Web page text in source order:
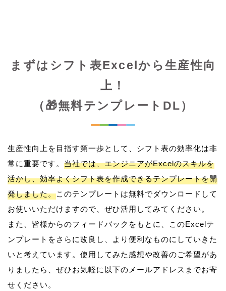
まずはシフト表Excelから生産性向
上！
（🎁無料テンプレートDL）
生産性向上を目指す第一歩として、シフト表の効率化は非
常に重要です。 当社では、エンジニアがExcelのスキルを
活かし、効率よくシフト表を作成できるテンプレートを開
発しました。このテンプレートは無料でダウンロードして
お使いいただけますので、ぜひ活用してみてください。
また、皆様からのフィードバックをもとに、このExcelテ
ンプレートをさらに改良し、より便利なものにしていきた
いと考えています。使用してみた感想や改善のご希望があ
りましたら、ぜひお気軽に以下のメールアドレスまでお寄
せください。